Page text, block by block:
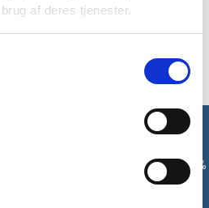
af deres tjenester.
på kniven, så du nemt kan
andre steder på din oppakning.
og modtag med det samme en 10%